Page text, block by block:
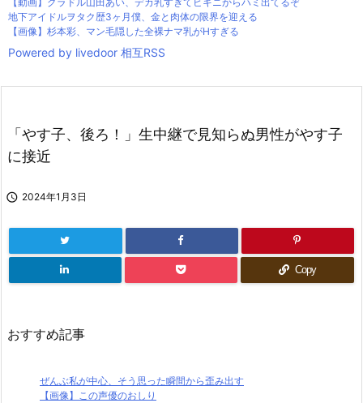
地下アイドルヲタク歴3ヶ月僕、金と肉体の限界を迎える
【画像】杉本彩、マン毛隠した全裸ナマ乳がHすぎる
Powered by livedoor 相互RSS
「やす子、後ろ！」生中継で見知らぬ男性がやす子
に接近
 2024年1月3日
Copy
おすすめ記事
ぜんぶ私が中心、そう思った瞬間から歪み出す
【画像】この声優のおしり